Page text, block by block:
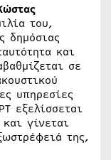
του,
δημόσιας
και
σε
υπηρεσίες
εξελίσσεται
γίνεται
της,